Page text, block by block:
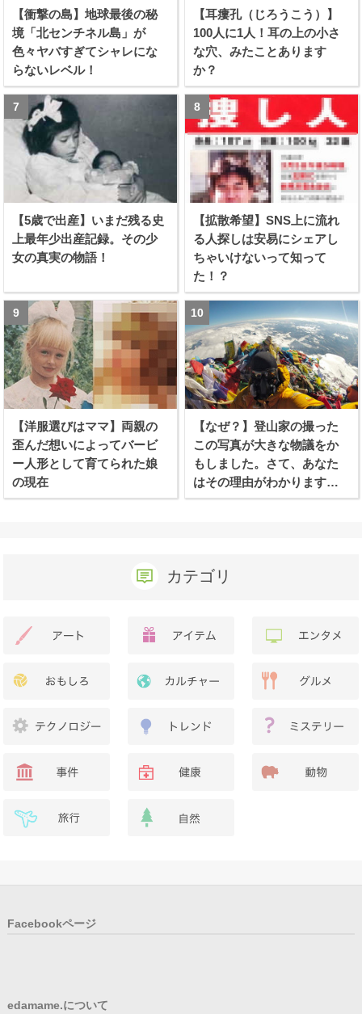
【衝撃の島】地球最後の秘
境「北センチネル島」が
色々ヤバすぎてシャレにな
らないレベル！
【耳瘻孔（じろうこう）】
100人に1人！耳の上の小さ
な穴、みたことあります
か？
【5歳で出産】いまだ残る史
上最年少出産記録。その少
女の真実の物語！
【拡散希望】SNS上に流れ
る人探しは安易にシェアし
ちゃいけないって知って
た！？
【洋服選びはママ】両親の
歪んだ想いによってバービ
ー人形として育てられた娘
の現在
【なぜ？】登山家の撮った
この写真が大きな物議をか
もしました。さて、あなた
はその理由がわかります
か？
カテゴリ
Facebookページ
edamame.について